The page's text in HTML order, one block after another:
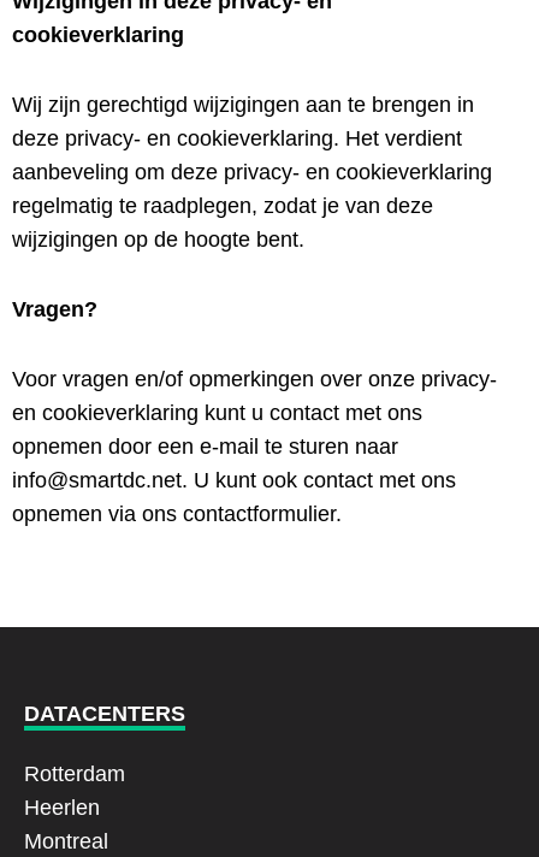
cookieverklaring
Wij zijn gerechtigd wijzigingen aan te brengen in
deze privacy- en cookieverklaring. Het verdient
aanbeveling om deze privacy- en cookieverklaring
regelmatig te raadplegen, zodat je van deze
wijzigingen op de hoogte bent.
Vragen?
Voor vragen en/of opmerkingen over onze privacy-
en cookieverklaring kunt u contact met ons
opnemen door een e-mail te sturen naar
info@smartdc.net. U kunt ook contact met ons
opnemen via ons contactformulier.
DATACENTERS
Rotterdam
Heerlen
Montreal